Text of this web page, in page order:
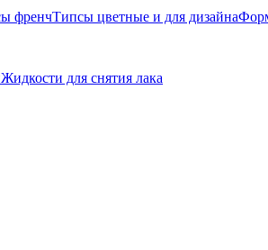
френчТипсы цветные и для дизайна
Жидкости для снятия лака